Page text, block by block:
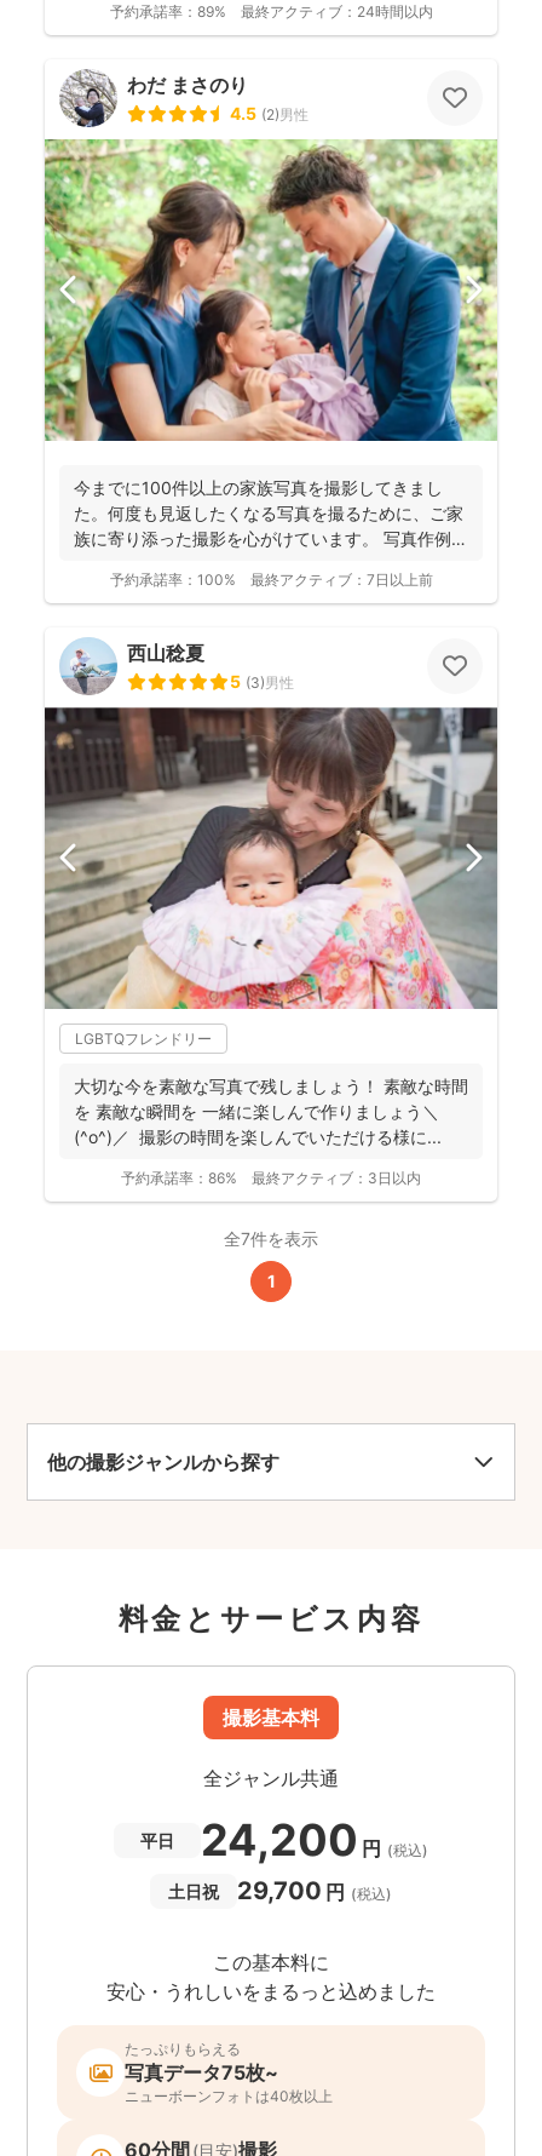
予約承諾率： 89% 最終アクティブ： 24時間以内
わだ まさのり
4.5 (2)男性
今までに100件以上の家族写真を撮影してきまし
た。何度も見返したくなる写真を撮るために、ご家
族に寄り添った撮影を心がけています。 写真作例は
予約承諾率： 100% 最終アクティブ： 7日以上前
西山稔夏
5 (3)男性
LGBTQフレンドリー
大切な今を素敵な写真で残しましょう！ 素敵な時間
を 素敵な瞬間を 一緒に楽しんで作りましょう＼
(^o^)／ 撮影の時間を楽しんでいただける様に...
予約承諾率： 86% 最終アクティブ： 3日以内
全7件を表示
1
他の撮影ジャンルから探す
料金とサービス内容
撮影基本料
全ジャンル共通
平日 24,200 円 (税込)
土日祝 29,700 円 (税込)
この基本料に
安心・うれしいをまるっと込めました
たっぷりもらえる
写真データ75枚~
ニューボーンフォトは40枚以上
60分間(目安)撮影